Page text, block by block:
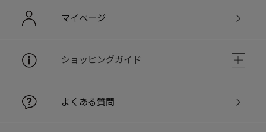
マイページ
ショッピングガイド
よくある質問